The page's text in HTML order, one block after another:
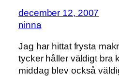
december 12, 2007
ninna
Jag har hittat frysta
tycker håller väldigt bra
middag blev också